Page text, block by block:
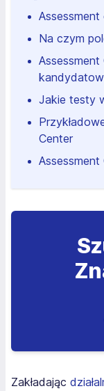
Na czym
Jakie testy
Center
Zakładając